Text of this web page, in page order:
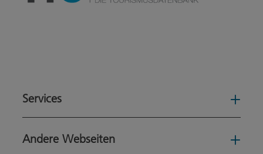
Services
Andere Webseiten